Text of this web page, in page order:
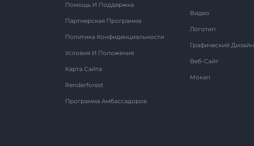
Помощь И Поддержка
Партнерская Программа
Политика Конфиденциальности
Условия И Положения
Карта Сайта
Renderforest
Программа Амбассадоров
Видео
Логотип
Графический Дизайн
Веб-Сайт
Мокап